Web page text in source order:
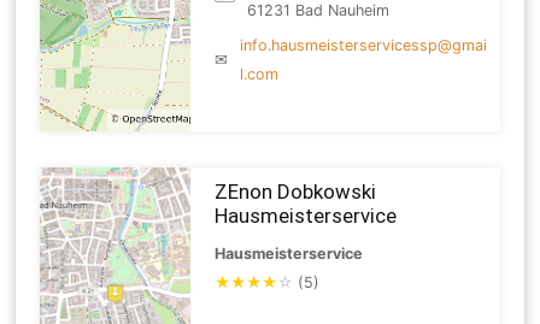
61231 Bad Nauheim
✉
info.hausmeisterservicessp@gmai
l.com
ZEnon Dobkowski
Hausmeisterservice
Hausmeisterservice
★★★★ ☆ (5)